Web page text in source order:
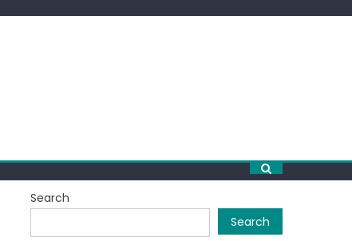
Search
Search